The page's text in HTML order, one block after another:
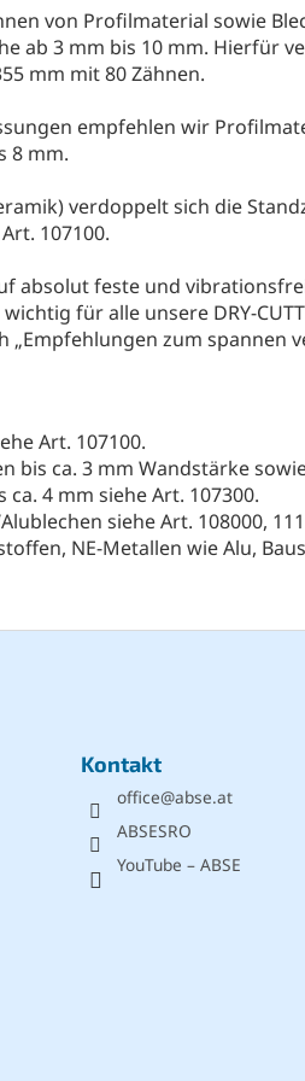
von Profilmaterial sowie
ab 3 mm bis 10 mm. Hierfür
mm mit 80 Zähnen.
empfehlen wir
8 mm.
verdoppelt sich die
107100.
absolut feste und
für alle unsere DRY-
„Empfehlungen zum spannen
Art. 107100.
bis ca. 3 mm Wandstärke
4 mm siehe Art. 107300.
siehe Art. 108000,
NE-Metallen wie Alu,
Kontakt
office@abse.at
ABSESRO
YouTube – ABSE